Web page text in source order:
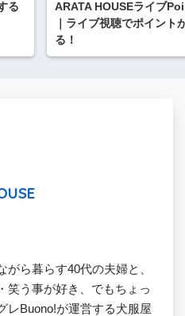
る
ARATA HOUSEライブ
｜ライブ視聴でポイント
る！
ら暮らす40代の夫婦と、
笑う事が好き、でもちょっ
レBuono!が運営する犬服屋